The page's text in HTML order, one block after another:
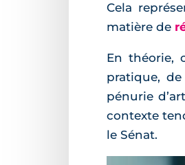
Cela
matière de
En théorie,
pratique,
pénurie
contexte
le Sénat.